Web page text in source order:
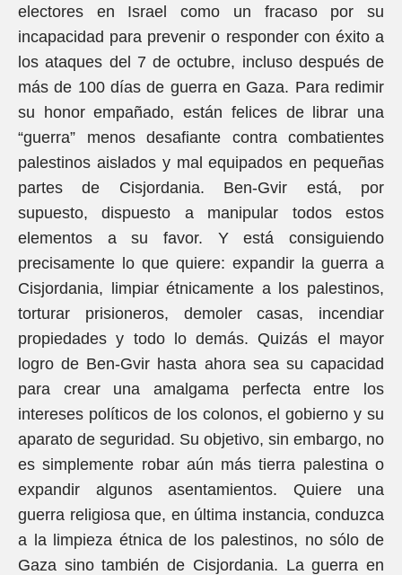
electores en Israel como un fracaso por su
incapacidad para prevenir o responder con éxito a
los ataques del 7 de octubre, incluso después de
más de 100 días de guerra en Gaza. Para redimir
su honor empañado, están felices de librar una
“guerra” menos desafiante contra combatientes
palestinos aislados y mal equipados en pequeñas
partes de Cisjordania. Ben-Gvir está, por
supuesto, dispuesto a manipular todos estos
elementos a su favor. Y está consiguiendo
precisamente lo que quiere: expandir la guerra a
Cisjordania, limpiar étnicamente a los palestinos,
torturar prisioneros, demoler casas, incendiar
propiedades y todo lo demás. Quizás el mayor
logro de Ben-Gvir hasta ahora sea su capacidad
para crear una amalgama perfecta entre los
intereses políticos de los colonos, el gobierno y su
aparato de seguridad. Su objetivo, sin embargo, no
es simplemente robar aún más tierra palestina o
expandir algunos asentamientos. Quiere una
guerra religiosa que, en última instancia, conduzca
a la limpieza étnica de los palestinos, no sólo de
Gaza sino también de Cisjordania. La guerra en